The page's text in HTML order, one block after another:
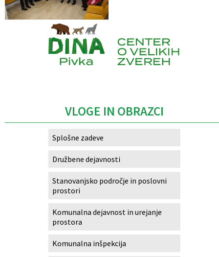
VLOGE IN OBRAZCI
Splošne zadeve
Družbene dejavnosti
Stanovanjsko področje in poslovni
prostori
Komunalna dejavnost in urejanje
prostora
Komunalna inšpekcija